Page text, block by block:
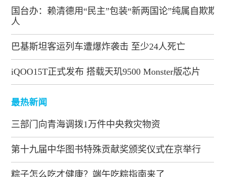
国台办：赖清德用“民主”包装“新两国论”纯属自欺欺
人
巴基斯坦客运列车遭爆炸袭击 至少24人死亡
iQOO15T正式发布 搭载天玑9500 Monster版芯片
最热新闻
三部门向青海调拨1万件中央救灾物资
第十九届中华图书特殊贡献奖颁奖仪式在京举行
粽子怎么吃才健康？端午吃粽指南来了